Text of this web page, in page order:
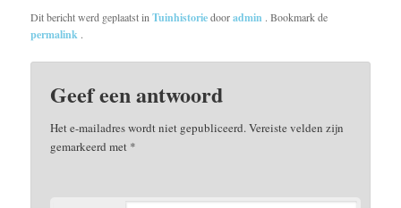
Dit bericht werd geplaatst inTuinhistoriedooradmin . Bookmark de
permalink .
Geef een antwoord
Het e-mailadres wordt niet gepubliceerd.Vereiste velden zijn
gemarkeerd met *